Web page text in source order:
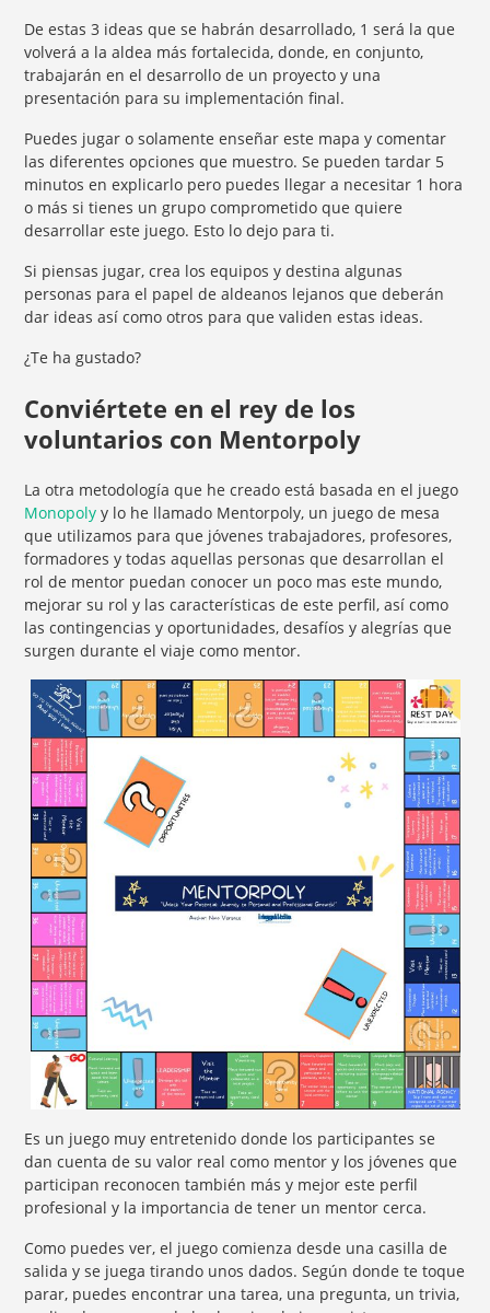
De estas 3 ideas que se habrán desarrollado, 1 será la que
volverá a la aldea más fortalecida, donde, en conjunto,
trabajarán en el desarrollo de un proyecto y una
presentación para su implementación final.
Puedes jugar o solamente enseñar este mapa y comentar
las diferentes opciones que muestro. Se pueden tardar 5
minutos en explicarlo pero puedes llegar a necesitar 1 hora
o más si tienes un grupo comprometido que quiere
desarrollar este juego. Esto lo dejo para ti.
Si piensas jugar, crea los equipos y destina algunas
personas para el papel de aldeanos lejanos que deberán
dar ideas así como otros para que validen estas ideas.
¿Te ha gustado?
Conviértete en el rey de los
voluntarios con Mentorpoly
La otra metodología que he creado está basada en el juego
Monopoly y lo he llamado Mentorpoly, un juego de mesa
que utilizamos para que jóvenes trabajadores, profesores,
formadores y todas aquellas personas que desarrollan el
rol de mentor puedan conocer un poco mas este mundo,
mejorar su rol y las características de este perfil, así como
las contingencias y oportunidades, desafíos y alegrías que
surgen durante el viaje como mentor.
Es un juego muy entretenido donde los participantes se
dan cuenta de su valor real como mentor y los jóvenes que
participan reconocen también más y mejor este perfil
profesional y la importancia de tener un mentor cerca.
Como puedes ver, el juego comienza desde una casilla de
salida y se juega tirando unos dados. Según donde te toque
parar, puedes encontrar una tarea, una pregunta, un trivia,